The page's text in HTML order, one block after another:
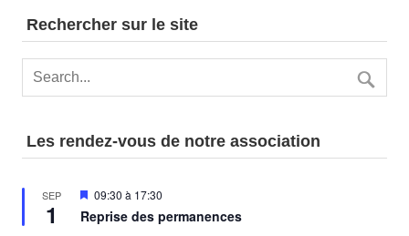
Rechercher sur le site
Les rendez-vous de notre association
SEP
1
Mis
avant
09:30 à 17:30
Reprise des permanences